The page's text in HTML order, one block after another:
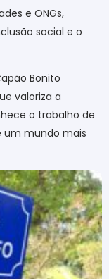
e ONGs,
social e o
Bonito
valoriza a
o trabalho de
um mundo mais